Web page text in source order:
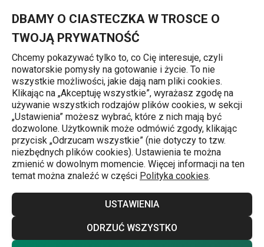
DBAMY O CIASTECZKA W TROSCE O
TWOJĄ PRYWATNOŚĆ
Chcemy pokazywać tylko to, co Cię interesuje, czyli
nowatorskie pomysły na gotowanie i życie. To nie
wszystkie możliwości, jakie dają nam pliki cookies.
Klikając na „Akceptuję wszystkie”, wyrażasz zgodę na
używanie wszystkich rodzajów plików cookies, w sekcji
„Ustawienia” możesz wybrać, które z nich mają być
dozwolone. Użytkownik może odmówić zgody, klikając
przycisk „Odrzucam wszystkie” (nie dotyczy to tzw.
niezbędnych plików cookies). Ustawienia te można
zmienić w dowolnym momencie. Więcej informacji na ten
temat można znaleźć w części Polityka cookies.
USTAWIENIA
ODRZUĆ WSZYSTKO
Strona główna
Podkładka FLAIR SHINE 45 x 32 cm,
liliowa